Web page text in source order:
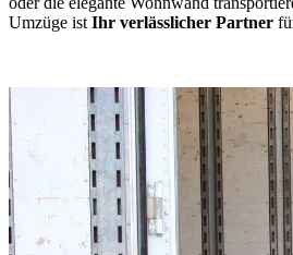
Umzüge ist Ihr verlässlicher Partner